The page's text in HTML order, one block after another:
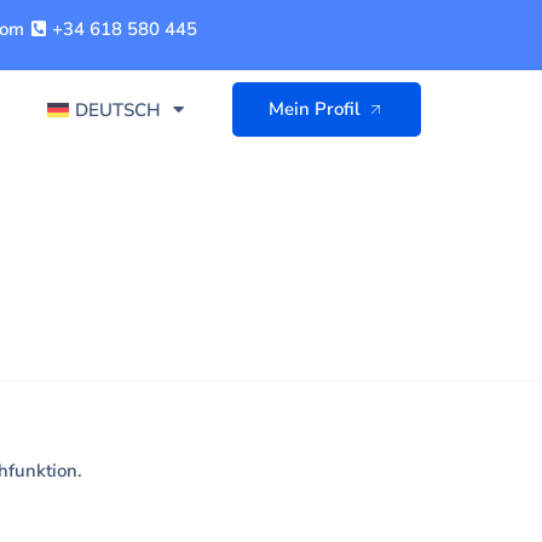
+34 618 580 445
DEUTSCH Mein Profil